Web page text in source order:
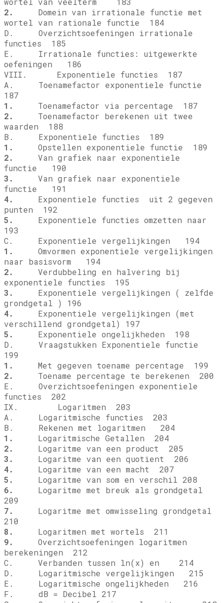
2.
Domein van irrationale functie met
wortel van rationale functie 184
D. Overzichtsoefeningen irrationale
functies 185
E. Irrationale functies: uitgewerkte
oefeningen 186
VIII. Exponentiele functies 187
A. Toenamefactor exponentiele functie
187
1.
Toenamefactor via percentage 187
2.
Toenamefactor berekenen uit twee
waarden 188
B. Exponentiele functies 189
1.
Opstellen exponentiele functie 189
2.
Van grafiek naar exponentiele
functie
190
3.
Van grafiek naar exponentiele
functie
191
4.
Exponentiele functies
uit 2 gegeven
punten 192
5.
Exponentiele functies omzetten naar
193
C. Exponentiele vergelijkingen 194
1.
Omvormen exponentiele vergelijkingen
naar basisvorm 194
2.
Verdubbeling en halvering bij
exponentiele functies 195
3.
Exponentiele vergelijkingen ( zelfde
grondgetal ) 196
4.
Exponentiele vergelijkingen (met
verschillend grondgetal) 197
5.
Exponentiele ongelijkheden 198
D. Vraagstukken Exponentiele functie
199
1.
Met gegeven toename percentage 199
2.
Toename percentage te berekenen 200
E. Overzichtsoefeningen exponentiele
functies 202
IX. Logaritmen 203
A. Logaritmische functies 203
B. Rekenen met logaritmen 204
1.
Logaritmische Getallen 204
2.
Logaritme van een product 205
3.
Logaritme van een quotient 206
4.
Logaritme van een macht 207
5.
Logaritme van som en verschil 208
6.
Logaritme met breuk als grondgetal
209
7.
Logaritme met omwisseling grondgetal
210
8.
Logaritmen met wortels 211
9.
Overzichtsoefeningen logaritmen
berekeningen 212
C. Verbanden tussen ln(x) en
214
D. Logaritmische vergelijkingen 215
E. Logaritmische ongelijkheden 216
F. dB = Decibel 217